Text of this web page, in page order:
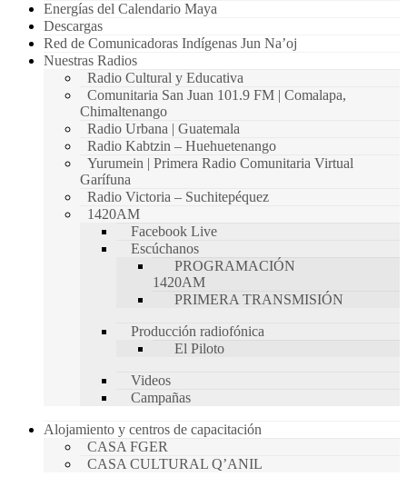
Energías del Calendario Maya
Descargas
Red de Comunicadoras Indígenas Jun Na’oj
Nuestras Radios
Radio Cultural y Educativa
Comunitaria San Juan 101.9 FM | Comalapa,
Chimaltenango
Radio Urbana | Guatemala
Radio Kabtzin – Huehuetenango
Yurumein | Primera Radio Comunitaria Virtual
Garífuna
Radio Victoria – Suchitepéquez
1420AM
Facebook Live
Escúchanos
PROGRAMACIÓN
1420AM
PRIMERA TRANSMISIÓN
Producción radiofónica
El Piloto
Videos
Campañas
Alojamiento y centros de capacitación
CASA FGER
CASA CULTURAL Q’ANIL